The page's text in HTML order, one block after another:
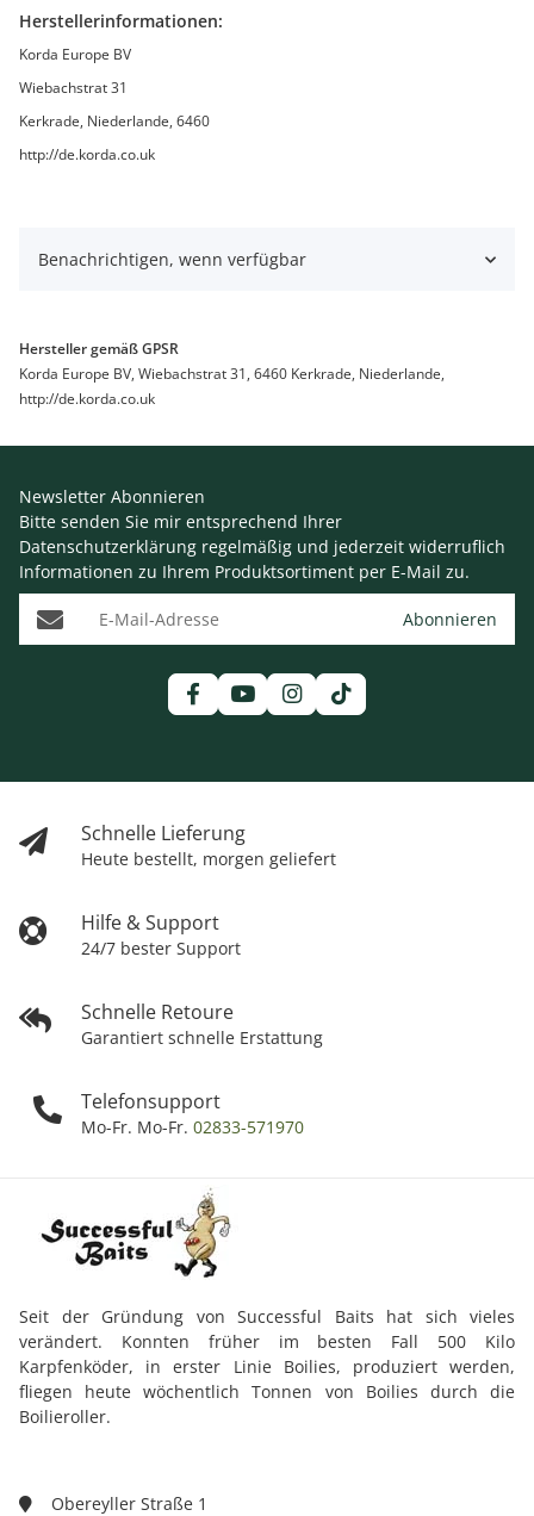
Herstellerinformationen:
Korda Europe BV
Wiebachstrat 31
Kerkrade, Niederlande, 6460
http://de.korda.co.uk
Benachrichtigen, wenn verfügbar
Hersteller gemäß GPSR
Korda Europe BV, Wiebachstrat 31, 6460 Kerkrade, Niederlande,
http://de.korda.co.uk
Schnelle Lieferung
Heute bestellt, morgen geliefert
Hilfe & Support
24/7 bester Support
Schnelle Retoure
Garantiert schnelle Erstattung
Telefonsupport
Mo-Fr. Mo-Fr. 02833-571970
Newsletter Abonnieren
Bitte senden Sie mir entsprechend Ihrer
Datenschutzerklärung regelmäßig und jederzeit widerruflich
Informationen zu Ihrem Produktsortiment per E-Mail zu.
E-Mail-Adresse Abonnieren
Seit der Gründung von Successful Baits hat sich vieles
verändert. Konnten früher im besten Fall 500 Kilo
Karpfenköder, in erster Linie Boilies, produziert werden,
fliegen heute wöchentlich Tonnen von Boilies durch die
Boilieroller.
Obereyller Straße 1